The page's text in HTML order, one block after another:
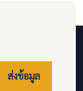
ส่งข้อมูล